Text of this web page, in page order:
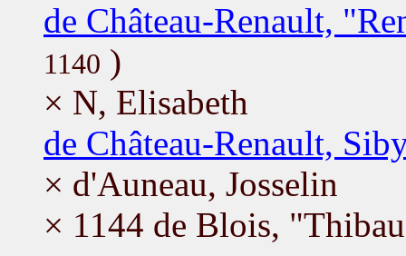
de Château-Renault,
1140 )
× N, Elisabeth
de Château-Renault,
× d'Auneau, Josselin
× 1144 de Blois,